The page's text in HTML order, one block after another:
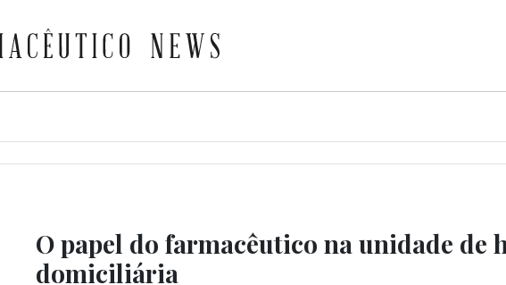
O papel do farmacêutico na unidade de
domiciliária